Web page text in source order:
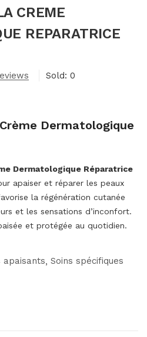
CREME
REPARATRICE
Sold: 0
Crème Dermatologique
Dermatologique Réparatrice
apaiser et réparer les peaux
la régénération cutanée
et les sensations d’inconfort.
et protégée au quotidien.
apaisants Soins spécifiques